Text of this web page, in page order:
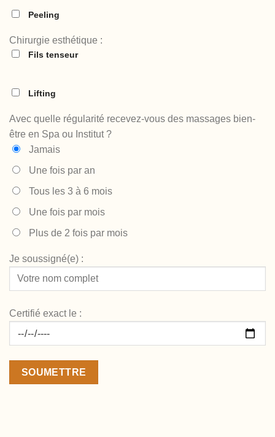
Peeling
Chirurgie esthétique :
Fils tenseur
Lifting
Avec quelle régularité recevez-vous des massages bien-
être en Spa ou Institut ?
Jamais
Une fois par an
Tous les 3 à 6 mois
Une fois par mois
Plus de 2 fois par mois
Je soussigné(e) :
Certifié exact le :